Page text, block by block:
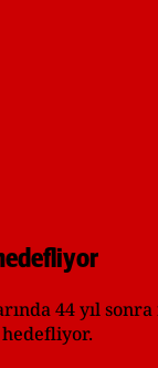
44 yıl
hedefliyor.